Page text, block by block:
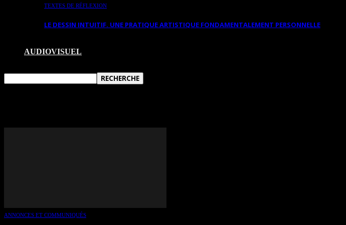
TEXTES DE RÉFLEXION
LE DESSIN INTUITIF. UNE PRATIQUE ARTISTIQUE FONDAMENTALEMENT PERSONNELLE
AUDIOVISUEL
ANNONCES ET COMMUNIQUÉS